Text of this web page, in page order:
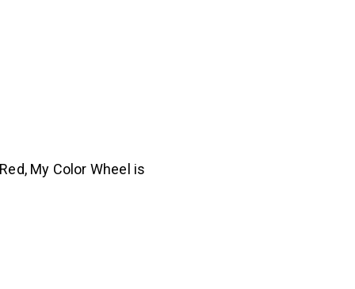
My Color Wheel is